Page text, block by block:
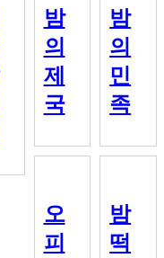
밤
의
제
국
밤
의
민
족
오
피
밤
떡